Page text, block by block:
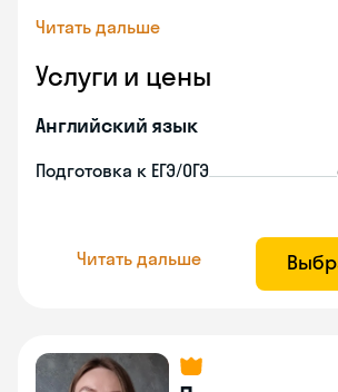
Читать дальше
Услуги и цены
Английский язык
Подготовка к ЕГЭ/ОГЭ
Читать дальше